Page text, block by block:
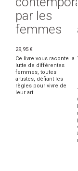
par les
femmes
29,95 €
Ce livre vous raconte la
lutte de différentes
femmes, toutes
artistes, défiant les
règles pour vivre de
leur art.